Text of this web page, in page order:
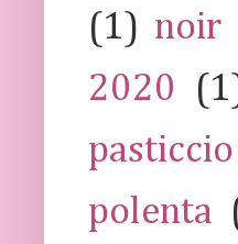
(1) noir
2020
pasticcio
polenta